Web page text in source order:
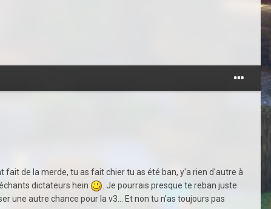
de la merde, tu as fait chier tu as été ban, y'a rien d'autre à
dictateurs hein
. Je pourrais presque te reban juste
une autre chance pour la v3... Et non tu n'as toujours pas